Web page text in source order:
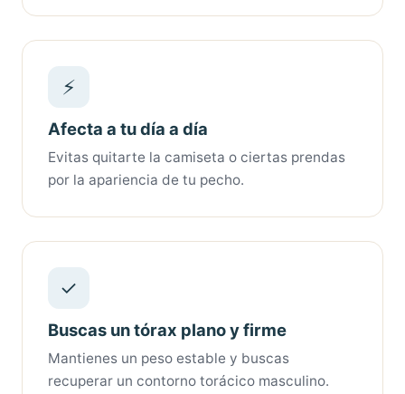
⚡
Afecta a tu día a día
Evitas quitarte la camiseta o ciertas prendas
por la apariencia de tu pecho.
✓
Buscas un tórax plano y firme
Mantienes un peso estable y buscas
recuperar un contorno torácico masculino.